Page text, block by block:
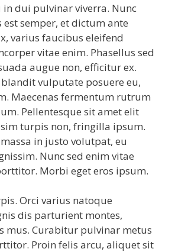
dui pulvinar viverra. Nunc
est semper, et dictum ante
varius faucibus eleifend
vitae enim. Phasellus sed
augue non, efficitur ex.
blandit vulputate posuere eu,
Maecenas fermentum rutrum
Pellentesque sit amet elit
turpis non, fringilla ipsum.
in justo volutpat, eu
Nunc sed enim vitae
Morbi eget eros ipsum.
Orci varius natoque
dis parturient montes,
mus. Curabitur pulvinar metus
Proin felis arcu, aliquet sit